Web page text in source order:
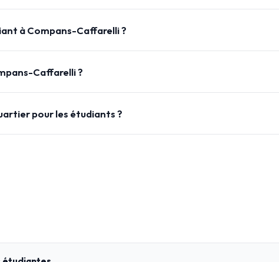
à Compans-Caffarelli ?
Caffarelli ?
pour les étudiants ?